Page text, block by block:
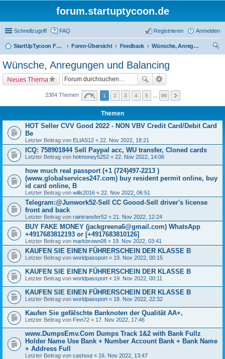
forum.startuptycoon.de
Schnellzugriff FAQ Anmelden
Registrieren
StartUpTycoon Forum Foren-Übersicht Feedback
Wünsche, Anregungen und Balancing
Wünsche, Anregungen und Balancing
Neues Thema
2384 Themen 1 2 3 4 5 96
Themen
HOT Seller CVV Good 2022 - NON VBV Credit Card/Debit Card
Be
Letzter Beitrag von ELIAS12 « 22. Nov 2022, 18:21
ICQ: 758901844 Sell Paypal acc, WU transfer, Cloned cards
Letzter Beitrag von hotmoney5252 « 22. Nov 2022, 14:06
how much real passport (+1 (724)497-2213 )
(www.globalservices247.com) buy resident permit online, buy
id card online, B
Letzter Beitrag von wills2016 « 22. Nov 2022, 06:51
Telegram:@Junwork52-Sell CC Goood-Sell driver's license
front and back
Letzter Beitrag von raintransfer52 « 21. Nov 2022, 12:24
BUY FAKE MONEY (jackgreena6@gmail.com) WhatsApp
+4917683812193 or [+4917683810126]
Letzter Beitrag von markbrown08 « 19. Nov 2022, 03:41
KAUFEN SIE EINEN FÜHRERSCHEIN DER KLASSE B
Letzter Beitrag von worldpassport « 19. Nov 2022, 00:15
KAUFEN SIE EINEN FÜHRERSCHEIN DER KLASSE B
Letzter Beitrag von worldpassport « 19. Nov 2022, 00:11
KAUFEN SIE EINEN FÜHRERSCHEIN DER KLASSE B
Letzter Beitrag von worldpassport « 18. Nov 2022, 22:32
Kaufen Sie gefälschte Banknoten der Qualität AA+,
Letzter Beitrag von Finn72 « 17. Nov 2022, 17:46
www.DumpsEmv.Com Dumps Track 1&2 with Bank Fullz
Holder Name Use Bank + Number Account Bank + Bank Name
+ Address Full
Letzter Beitrag von cashout « 16. Nov 2022, 13:47